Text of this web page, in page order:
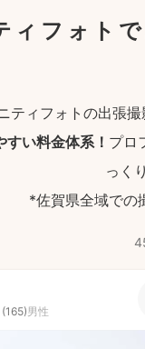
ィフォト
ティフォトの出張
い料金体系！ プロ
っく
*佐賀県全域での
(165)男性